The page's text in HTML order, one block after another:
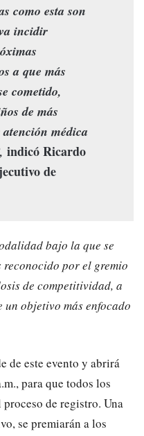
como esta son
incidir
a que más
cometido,
de más
atención médica
indicó Ricardo
de
bajo la que se
por el gremio
de competitividad, a
objetivo más enfocado
de este evento y abrirá
para que todos los
de registro. Una
se premiarán a los